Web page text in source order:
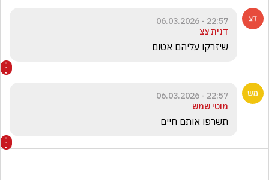
22:57 - 06.03.2026
דנית צצ
שיזרקו עליהם אטום
22:57 - 06.03.2026
מוטי שמש
תשרפו אותם חיים